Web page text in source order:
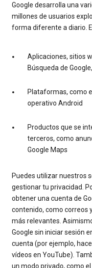
Google desarrolla una
millones de usuarios
forma diferente a diario.
Aplicaciones, sitios
Búsqueda de
Plataformas, como
operativo Android
Productos que se
terceros, como
Google Maps
Puedes utilizar nuestros
gestionar tu privacidad.
obtener una cuenta de
contenido, como correos
más relevantes.
Google sin iniciar sesión
cuenta (por ejemplo,
vídeos en YouTube).
un modo privado, como el